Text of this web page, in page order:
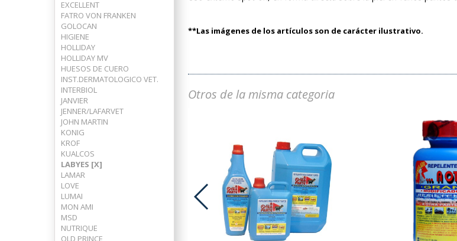
EXCELLENT
FATRO VON FRANKEN
GOLOCAN
HIGIENE
HOLLIDAY
HOLLIDAY MV
HUESOS DE CUERO
INST.DERMATOLOGICO VET.
INTERBIOL
JANVIER
JENNER/LAFARVET
JOHN MARTIN
KONIG
KROF
KUALCOS
LABYES [X]
LAMAR
LOVE
LUMAI
MON AMI
MSD
NUTRIQUE
OLD PRINCE
**Las imágenes de los artículos son de carácter ilustrativo.
Otros de la misma categoria
ADVOCATE PERROS 25-40 KG